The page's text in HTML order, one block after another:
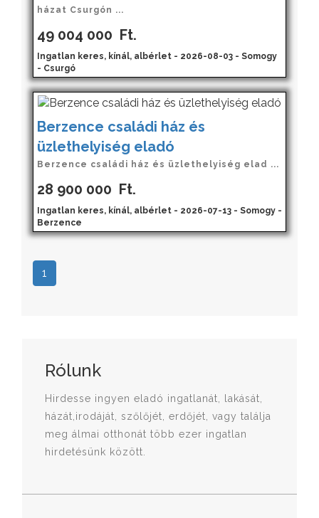
házat Csurgón ...
49 004 000 Ft.
Ingatlan keres, kínál, albérlet - 2026-08-03 - Somogy
- Csurgó
Berzence családi ház és
üzlethelyiség eladó
Berzence családi ház és üzlethelyiség elad ...
28 900 000 Ft.
Ingatlan keres, kínál, albérlet - 2026-07-13 - Somogy -
Berzence
1
Rólunk
Hirdesse ingyen eladó ingatlanát, lakását,
házát,irodáját, szőlőjét, erdőjét, vagy találja
meg álmai otthonát több ezer ingatlan
hirdetésünk között.